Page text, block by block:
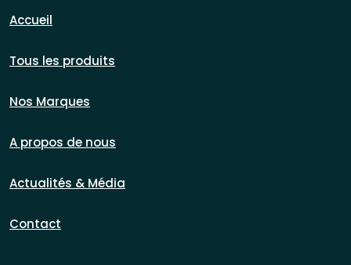
Accueil
Tous les produits
Nos Marques
A propos de nous
Actualités & Média
Contact